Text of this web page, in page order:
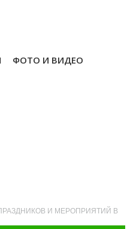
ФОТО И ВИДЕО
И МЕРОПРИЯТИЙ В